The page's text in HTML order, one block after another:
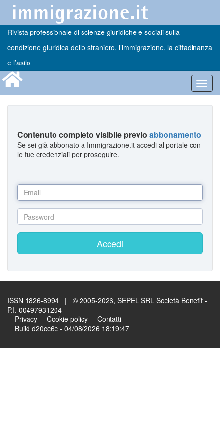
Rivista professionale di scienze giuridiche e sociali sulla
condizione giuridica dello straniero, l’immigrazione, la cittadinanza
e l’asilo
Contenuto completo visibile previo abbonamento
Se sei già abbonato a Immigrazione.it accedi al portale con
le tue credenziali per proseguire.
Accedi
ISSN 1826-8994 | © 2005-2026, SEPEL SRL Società Benefit -
P.I. 00497931204
Privacy
Cookie policy
Contatti
Build d20cc6c - 04/08/2026 18:19:47